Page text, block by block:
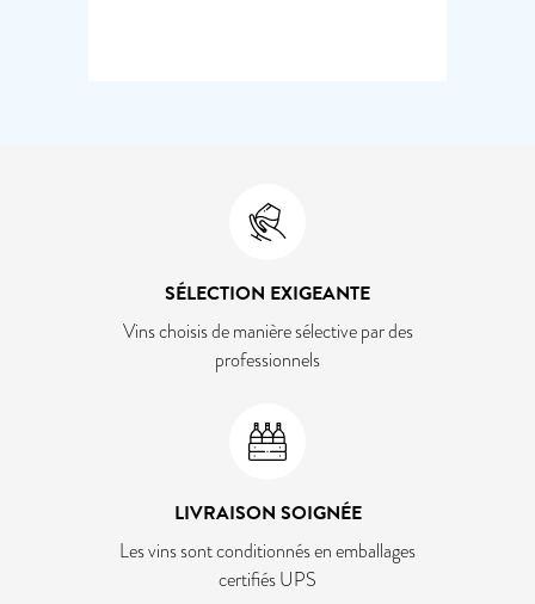
SÉLECTION EXIGEANTE
Vins choisis de manière sélective par des
professionnels
LIVRAISON SOIGNÉE
Les vins sont conditionnés en emballages
certifiés UPS